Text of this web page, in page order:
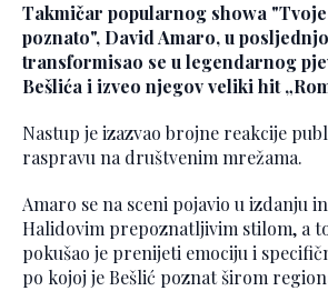
Takmičar popularnog showa
poznato", David Amaro, u
transformisao se u legendarnog
Bešlića i izveo njegov veliki hit
Nastup je izazvao brojne reakcije
raspravu na društvenim mrežama.
Amaro se na sceni pojavio u izdanju
Halidovim prepoznatljivim stilom, a
pokušao je prenijeti emociju i
po kojoj je Bešlić poznat širom